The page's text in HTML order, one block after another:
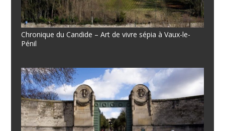
Chronique du Candide – Art de vivre sépia à Vaux-le-
Pénil